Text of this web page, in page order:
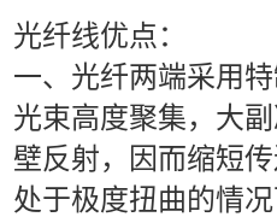
光纤线优点：
一、光纤两端采用
光束高度聚集，大
壁反射，因而缩短
处于极度扭曲的情